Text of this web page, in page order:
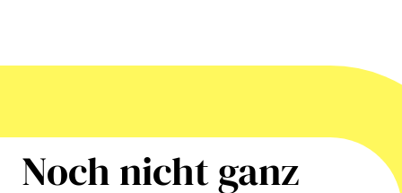
Noch nicht ganz